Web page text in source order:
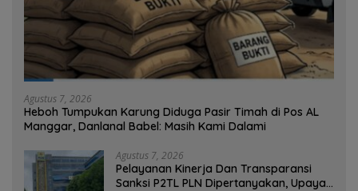
Agustus 7, 2026
Heboh Tumpukan Karung Diduga Pasir Timah di Pos AL
Manggar, Danlanal Babel: Masih Kami Dalami
Agustus 7, 2026
Pelayanan Kinerja Dan Transparansi
Sanksi P2TL PLN Dipertanyakan, Upaya